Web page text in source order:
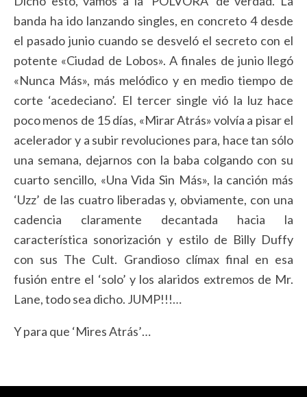
banda ha ido lanzando singles, en concreto 4 desde
el pasado junio cuando se desveló el secreto con el
potente «Ciudad de Lobos». A finales de junio llegó
«Nunca Más», más melódico y en medio tiempo de
corte ‘acedeciano’. El tercer single vió la luz hace
poco menos de 15 días, «Mirar Atrás» volvía a pisar el
acelerador y a subir revoluciones para, hace tan sólo
una semana, dejarnos con la baba colgando con su
cuarto sencillo, «Una Vida Sin Más», la canción más
‘Uzz’ de las cuatro liberadas y, obviamente, con una
cadencia claramente decantada hacia la
característica sonorización y estilo de Billy Duffy
con sus The Cult. Grandioso clímax final en esa
fusión entre el ‘solo’ y los alaridos extremos de Mr.
Lane, todo sea dicho. JUMP!!!…
Y para que ‘Mires Atrás’…